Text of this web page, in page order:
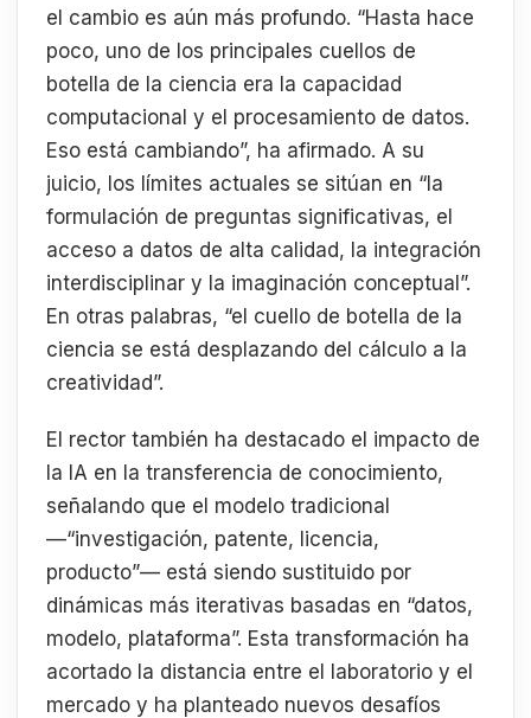
el cambio es aún más profundo. “Hasta hace
poco, uno de los principales cuellos de
botella de la ciencia era la capacidad
computacional y el procesamiento de datos.
Eso está cambiando”, ha afirmado. A su
juicio, los límites actuales se sitúan en “la
formulación de preguntas significativas, el
acceso a datos de alta calidad, la integración
interdisciplinar y la imaginación conceptual”.
En otras palabras, “el cuello de botella de la
ciencia se está desplazando del cálculo a la
creatividad”.
El rector también ha destacado el impacto de
la IA en la transferencia de conocimiento,
señalando que el modelo tradicional
—“investigación, patente, licencia,
producto”— está siendo sustituido por
dinámicas más iterativas basadas en “datos,
modelo, plataforma”. Esta transformación ha
acortado la distancia entre el laboratorio y el
mercado y ha planteado nuevos desafíos